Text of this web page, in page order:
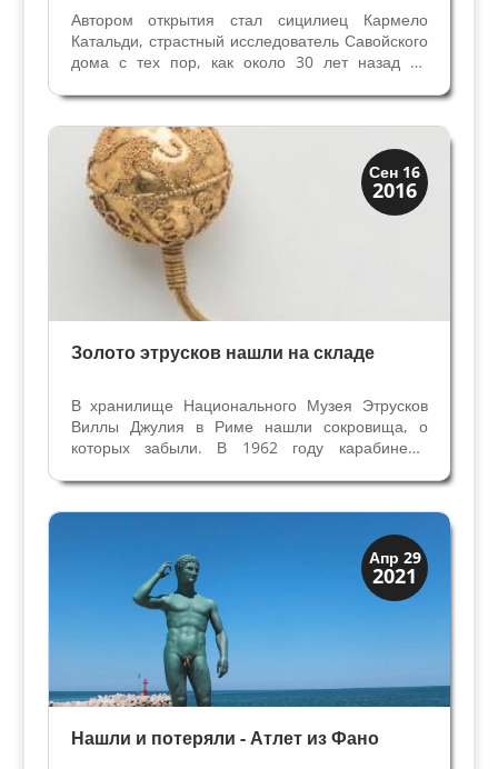
Автором открытия стал сицилиец Кармело
Катальди, страстный исследователь Савойского
дома с тех пор, как около 30 лет назад он
Савойской была неизбежна: герцогиня была
одной из самых интересных фигур среди
принцесс Савойского дома...
Сен 16
2016
История
Открытия
Золото этрусков нашли на складе
В хранилище Национального Музея Этрусков
Виллы Джулия в Риме нашли сокровища, о
которых забыли. В 1962 году карабинеры
предметы у черных копателей из некрополя
Полледрара в Вульчи. Конфискованные
ценности поместили в хранилище Музея...
Апр 29
2021
История
Открытия
Нашли и потеряли - Атлет из Фано